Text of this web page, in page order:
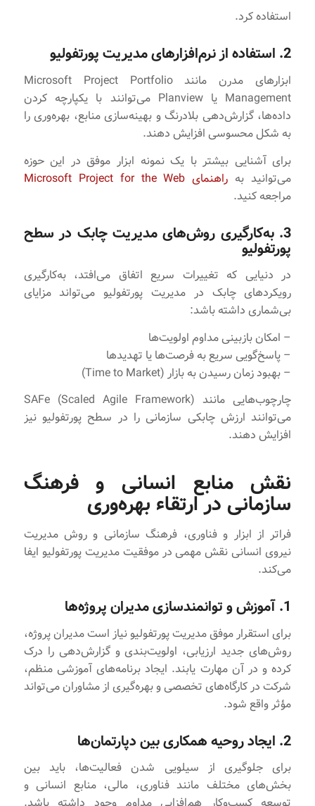
استفاده کرد.
2. استفاده از نرم‌افزارهای مدیریت پورتفولیو
ابزارهای مدرن مانند Microsoft Project Portfolio
Management یا Planview می‌توانند با یکپارچه کردن
داده‌ها، گزارش‌دهی بلادرنگ و بهینه‌سازی منابع، بهره‌وری را
به شکل محسوسی افزایش دهند.
برای آشنایی بیشتر با یک نمونه ابزار موفق در این حوزه
می‌توانید به راهنمای Microsoft Project for the Web
مراجعه کنید.
3. به‌کارگیری روش‌های مدیریت چابک در سطح
پورتفولیو
در دنیایی که تغییرات سریع اتفاق می‌افتد، به‌کارگیری
رویکردهای چابک در مدیریت پورتفولیو می‌تواند مزایای
بی‌شماری داشته باشد:
– امکان بازبینی مداوم اولویت‌ها
– پاسخ‌گویی سریع به فرصت‌ها یا تهدیدها
– بهبود زمان رسیدن به بازار (Time to Market)
چارچوب‌هایی مانند SAFe (Scaled Agile Framework)
می‌توانند ارزش چابکی سازمانی را در سطح پورتفولیو نیز
افزایش دهند.
نقش منابع انسانی و فرهنگ
سازمانی در ارتقاء بهره‌وری
فراتر از ابزار و فناوری، فرهنگ سازمانی و روش مدیریت
نیروی انسانی نقش مهمی در موفقیت مدیریت پورتفولیو ایفا
می‌کند.
1. آموزش و توانمندسازی مدیران پروژه‌ها
برای استقرار موفق مدیریت پورتفولیو نیاز است مدیران پروژه،
روش‌های جدید ارزیابی، اولویت‌بندی و گزارش‌دهی را درک
کرده و در آن مهارت یابند. ایجاد برنامه‌های آموزشی منظم،
شرکت در کارگاه‌های تخصصی و بهره‌گیری از مشاوران می‌تواند
مؤثر واقع شود.
2. ایجاد روحیه همکاری بین دپارتمان‌ها
برای جلوگیری از سیلویی شدن فعالیت‌ها، باید بین
بخش‌های مختلف مانند فناوری، مالی، منابع انسانی و